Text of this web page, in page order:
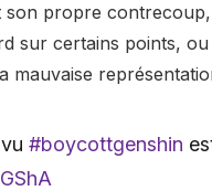
propre
sur certains points,
mauvaise
#boycottgenshin